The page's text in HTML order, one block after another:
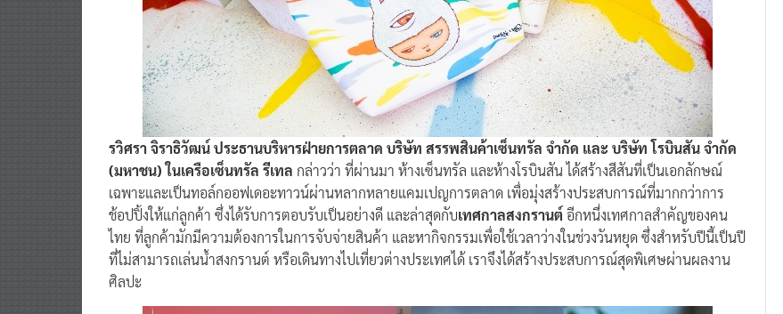
รวิศรา จิราธิวัฒน์ ประธานบริหารฝ่ายการตลาด บริษัท สรรพสินค้าเซ็นทรัล จำกัด และ บริษัท โรบินสัน จำกัด
(มหาชน) ในเครือเซ็นทรัล รีเทล กล่าวว่า ที่ผ่านมา ห้างเซ็นทรัล และห้างโรบินสัน ได้สร้างสีสันที่เป็นเอกลักษณ์
เฉพาะและเป็นทอล์กออฟเดอะทาวน์ผ่านหลากหลายแคมเปญการตลาด เพื่อมุ่งสร้างประสบการณ์ที่มากกว่าการ
ช้อปปิ้งให้แก่ลูกค้า ซึ่งได้รับการตอบรับเป็นอย่างดี และล่าสุดกับเทศกาลสงกรานต์ อีกหนึ่งเทศกาลสำคัญของคน
ไทย ที่ลูกค้ามักมีความต้องการในการจับจ่ายสินค้า และหากิจกรรมเพื่อใช้เวลาว่างในช่วงวันหยุด ซึ่งสำหรับปีนี้เป็นปี
ที่ไม่สามารถเล่นน้ำสงกรานต์ หรือเดินทางไปเที่ยวต่างประเทศได้ เราจึงได้สร้างประสบการณ์สุดพิเศษผ่านผลงาน
ศิลปะ